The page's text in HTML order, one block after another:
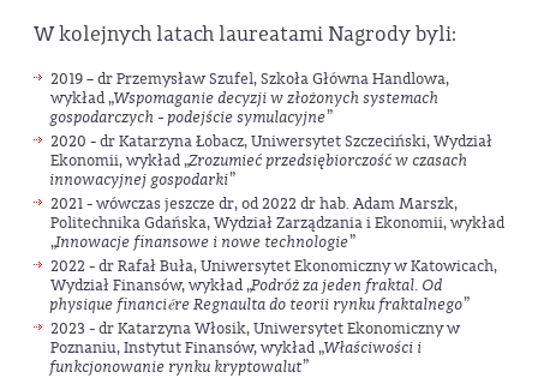
W kolejnych latach laureatami Nagrody byli:
2019 – dr Przemysław Szufel, Szkoła Główna Handlowa,
wykład „Wspomaganie decyzji w złożonych systemach
gospodarczych - podejście symulacyjne”
2020 - dr Katarzyna Łobacz, Uniwersytet Szczeciński, Wydział
Ekonomii, wykład „Zrozumieć przedsiębiorczość w czasach
innowacyjnej gospodarki”
2021 - wówczas jeszcze dr, od 2022 dr hab. Adam Marszk,
Politechnika Gdańska, Wydział Zarządzania i Ekonomii, wykład
„Innowacje finansowe i nowe technologie”
2022 - dr Rafał Buła, Uniwersytet Ekonomiczny w Katowicach,
Wydział Finansów, wykład „Podróż za jeden fraktal. Od
physique financiére Regnaulta do teorii rynku fraktalnego”
2023 - dr Katarzyna Włosik, Uniwersytet Ekonomiczny w
Poznaniu, Instytut Finansów, wykład „Właściwości i
funkcjonowanie rynku kryptowalut”